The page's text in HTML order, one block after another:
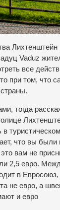
Vaduz
все
при том, что
тогда
в
что вы были
вам не
2,5 евро.
в Евросоюз,
не евро, а
и евро